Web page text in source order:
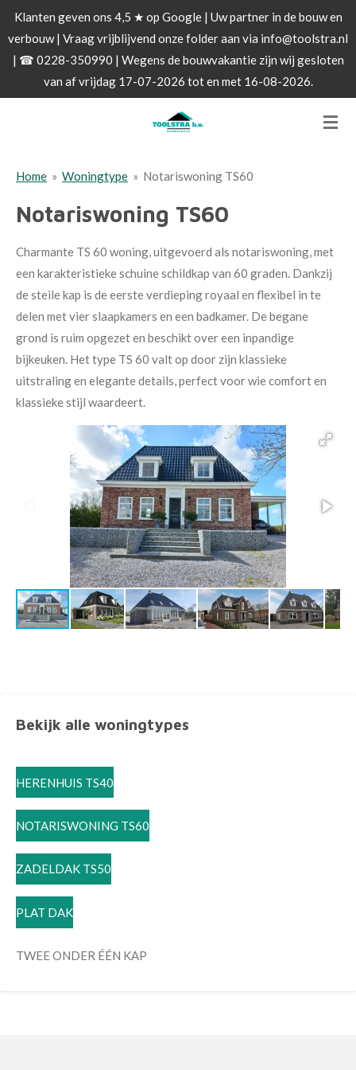
Ga
direct
naar
Klanten geven ons 4,5 ★ op Google | Uw partner in de bouw en
verbouw | Vraag vrijblijvend onze folder aan via info@toolstra.nl
| ☎ 0228-350990 | Wegens de bouwvakantie zijn wij gesloten
van af vrijdag 17-07-2026 tot en met 16-08-2026.
Home » Woningtype » Notariswoning TS60
Notariswoning TS60
Charmante TS 60 woning, uitgevoerd als notariswoning, met
een karakteristieke schuine schildkap van 60 graden. Dankzij
de steile kap is de eerste verdieping royaal en flexibel in te
delen met vier slaapkamers en een badkamer. De begane
grond is ruim opgezet en beschikt over een inpandige
bijkeuken. Het type TS 60 valt op door zijn klassieke
uitstraling en elegante details, perfect voor wie comfort en
klassieke stijl waardeert.
Bekijk alle woningtypes
HERENHUIS TS40
NOTARISWONING TS60
ZADELDAK TS50
PLAT DAK
TWEE ONDER ÉÉN KAP